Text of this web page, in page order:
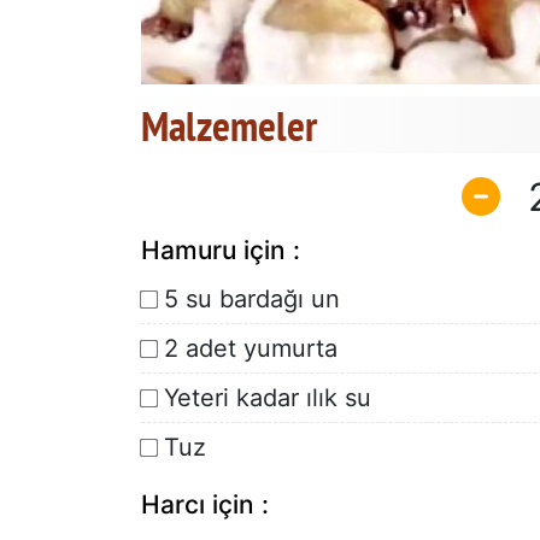
Malzemeler
Hamuru için :
5 su bardağı un
2 adet yumurta
Yeteri kadar ılık su
Tuz
Harcı için :